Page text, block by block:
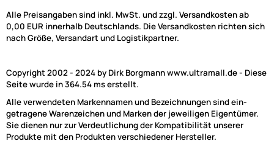
Alle Preisangaben sind inkl. MwSt. und zzgl. Versandkosten ab
0,00 EUR innerhalb Deutschlands. Die Versandkosten richten sich
nach Größe, Versandart und Logistikpartner.
Copyright 2002 - 2024 by Dirk Borgmann www.ultramall.de - Diese
Seite wurde in 364.54 ms erstellt.
Alle verwendeten Markennamen und Bezeichnungen sind ein-
getragene Warenzeichen und Marken der jeweiligen Eigentümer.
Sie dienen nur zur Verdeutlichung der Kompatibilität unserer
Produkte mit den Produkten verschiedener Hersteller.